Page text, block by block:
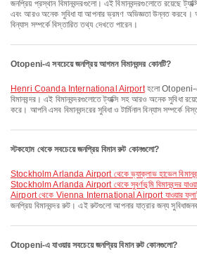
জনপ্রিয় প্রস্থান বিমানবন্দরগুলো। এই বিমানবন্দরগুলোতে রয়েছে ট্যাক্সি,
এবং আরও অনেক সুবিধা যা আপনার ভ্রমণ অভিজ্ঞতা উন্নত করবে।
বিন্যাস সম্পর্কে বিস্তারিত তথ্য দেখতে পারেন।
Otopeni-এ সবচেয়ে জনপ্রিয় আগমন বিমানবন্দর কোনটি?
Henri Coanda International Airportহলো Otopeni-
বিমানবন্দর। এই বিমানবন্দরগুলোতে ট্যাক্সি সহ আরও অনেক সুবিধা
করে। আপনি এসব বিমানবন্দরের সুবিধা ও টার্মিনাল বিন্যাস সম্পর্কে
স্টকহোম থেকে সবচেয়ে জনপ্রিয় বিমান রুট কোনগুলো?
Stockholm Arlanda Airport থেকে ভ্যাক্লাভ হাভেল
Stockholm Arlanda Airport থেকে সুবর্ণভূমি বিমানবন্দর
Airport থেকে Vienna International Airport যাওয়ার
জনপ্রিয় বিমানবন্দর রুট। এই রুটগুলো আপনার যাত্রার জন্য
Otopeni-এ যাওয়ার সবচেয়ে জনপ্রিয় বিমান রুট কোনগুলো?